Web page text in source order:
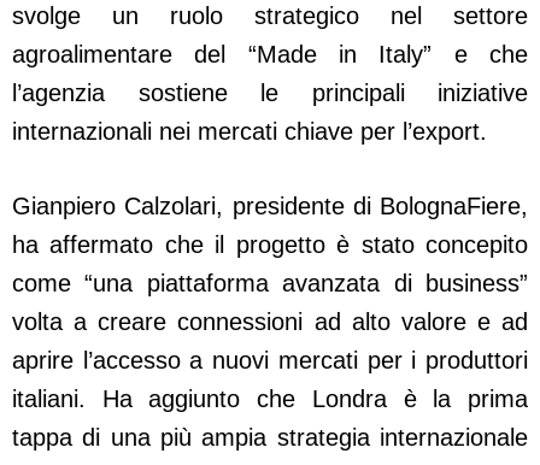
svolge un ruolo strategico nel settore
agroalimentare del “Made in Italy” e che
l’agenzia sostiene le principali iniziative
internazionali nei mercati chiave per l’export.
Gianpiero Calzolari, presidente di BolognaFiere,
ha affermato che il progetto è stato concepito
come “una piattaforma avanzata di business”
volta a creare connessioni ad alto valore e ad
aprire l’accesso a nuovi mercati per i produttori
italiani. Ha aggiunto che Londra è la prima
tappa di una più ampia strategia internazionale